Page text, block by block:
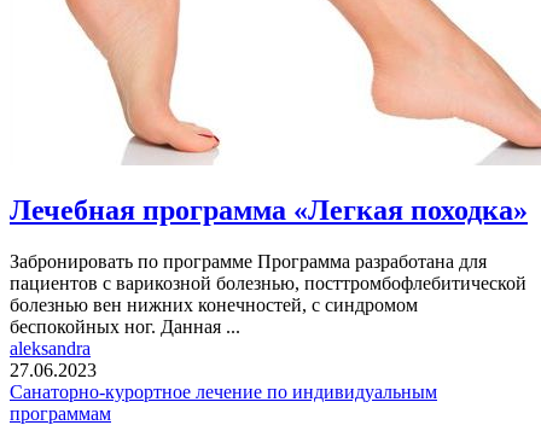
Лечебная программа «Легкая походка»
Забронировать по программе Программа разработана для
пациентов с варикозной болезнью, посттромбофлебитической
болезнью вен нижних конечностей, с синдромом
беспокойных ног. Данная ...
aleksandra
27.06.2023
Санаторно-курортное лечение по индивидуальным
программам